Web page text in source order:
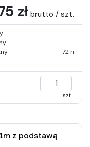
zł brutto / szt.
72 h
szt.
z podstawą